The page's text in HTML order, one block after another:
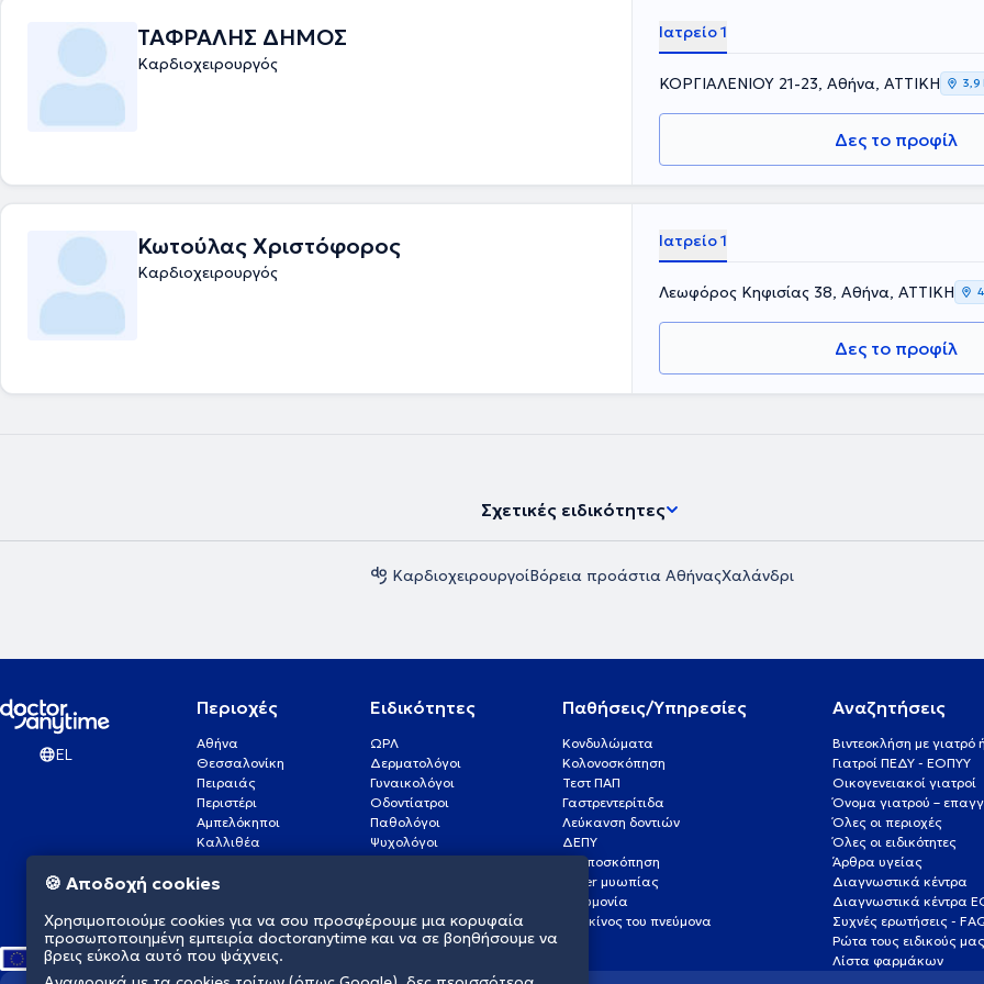
ΤΑΦΡΑΛΗΣ ΔΗΜΟΣ
Καρδιοχειρουργός
Ιατρείο 1
ΚΟΡΓΙΑΛΕΝΙΟΥ 21-23, Αθήνα, ΑΤΤΙΚΗ 3,9
Δες το προφίλ
Κωτούλας Χριστόφορος
Καρδιοχειρουργός
Ιατρείο 1
Λεωφόρος Κηφισίας 38, Αθήνα, ΑΤΤΙΚΗ
Δες το προφίλ
Σχετικές ειδικότητες
ΚαρδιοχειρουργοίΒόρεια προάστια ΑθήναςΧαλάνδρι
EL
Περιοχές
Αθήνα
Θεσσαλονίκη
Πειραιάς
Περιστέρι
Αμπελόκηποι
Καλλιθέα
Πάτρα
Γλυφάδα
Νέα Σμύρνη
Ειδικότητες
ΩΡΛ
Δερματολόγοι
Γυναικολόγοι
Οδοντίατροι
Παθολόγοι
Ψυχολόγοι
Οφθαλμίατροι
Καρδιολόγοι
Παθήσεις/Υπηρεσίες
Κονδυλώματα
Κολονοσκόπηση
Τεστ ΠΑΠ
Γαστρεντερίτιδα
Λεύκανση δοντιών
ΔΕΠΥ
Κολποσκόπηση
Laser μυωπίας
Πνευμονία
Καρκίνος του πνεύμονα
Αναζητήσεις
Βιντεοκλήση με
Γιατροί ΠΕΔΥ - ΕΟΠΥΥ
Οικογενειακοί γιατροί
Όνομα γιατρού –
Όλες οι περιοχές
Όλες οι ειδικότητες
Άρθρα υγείας
Διαγνωστικά κέντρα
Διαγνωστικά κέντρα
Συχνές ερωτήσεις -
Ρώτα τους ειδικούς μας
Λίστα φαρμάκων
🍪 Αποδοχή cookies
Χρησιμοποιούμε cookies για να σου προσφέρουμε μια κορυφαία
προσωποποιημένη εμπειρία doctoranytime και να σε βοηθήσουμε να
βρεις εύκολα αυτό που ψάχνεις.